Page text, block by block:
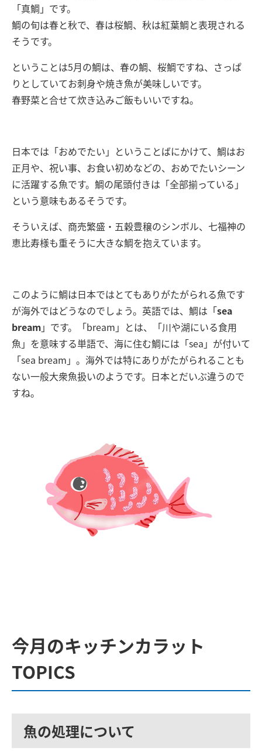
「真鯛」です。
鯛の旬は春と秋で、春は桜鯛、秋は紅葉鯛と表現される
そうです。
ということは5月の鯛は、春の鯛、桜鯛ですね、さっぱ
りとしていてお刺身や焼き魚が美味しいです。
春野菜と合せて炊き込みご飯もいいですね。
日本では「おめでたい」ということばにかけて、鯛はお
正月や、祝い事、お食い初めなどの、おめでたいシーン
に活躍する魚です。鯛の尾頭付きは「全部揃っている」
という意味もあるそうです。
そういえば、商売繁盛・五穀豊穣のシンボル、七福神の
恵比寿様も重そうに大きな鯛を抱えています。
このように鯛は日本ではとてもありがたがられる魚です
が海外ではどうなのでしょう。英語では、鯛は「sea
bream」 です。 「bream 」とは、「川や湖にいる食用
魚」を意味する単語で、海に住む鯛には「sea 」が付いて
「sea bream 」。 海外では特にありがたがられることも
ない一般大衆魚扱いのようです。日本とだいぶ違うので
すね。
今月のキッチンカラット
TOPICS
魚の処理について